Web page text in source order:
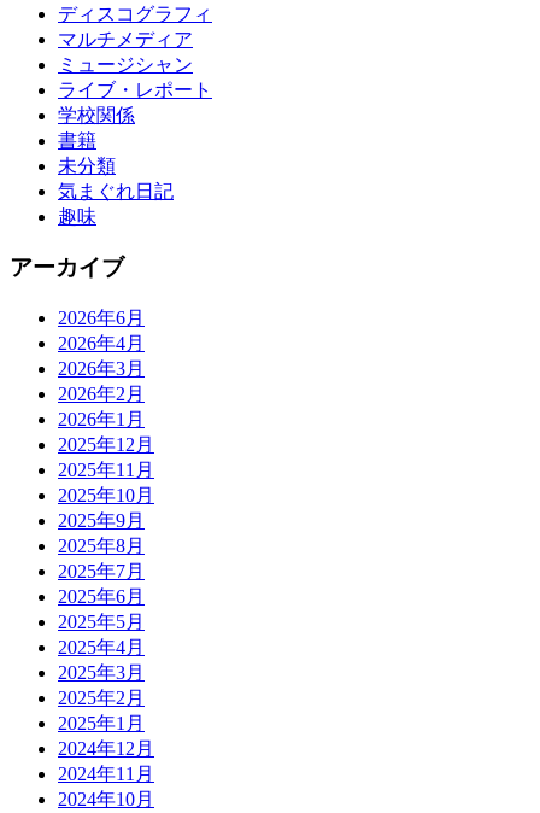
ディスコグラフィ
マルチメディア
ミュージシャン
ライブ・レポート
学校関係
書籍
未分類
気まぐれ日記
趣味
アーカイブ
2026年6月
2026年4月
2026年3月
2026年2月
2026年1月
2025年12月
2025年11月
2025年10月
2025年9月
2025年8月
2025年7月
2025年6月
2025年5月
2025年4月
2025年3月
2025年2月
2025年1月
2024年12月
2024年11月
2024年10月